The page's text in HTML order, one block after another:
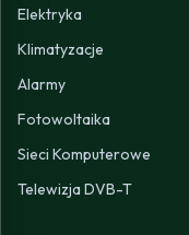
Elektryka
Klimatyzacje
Alarmy
Fotowoltaika
Sieci Komputerowe
Telewizja DVB-T